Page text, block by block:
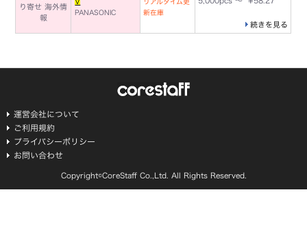
り寄せ海外情
報
PANASONIC
リアルタイム更
新在庫
続きを見る
運営会社について
ご利用規約
プライバシーポリシー
お問い合わせ
Copyright©CoreStaff Co.,Ltd. All Rights Reserved.